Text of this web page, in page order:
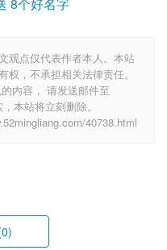
观点仅代表作者本人。本站
，不承担相关法律责任。
内容， 请发送邮件至
本站将立刻删除。
40738.html